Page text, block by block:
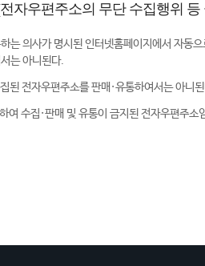
자우편주소의 무단 수집행위 등
는 의사가 명시된 인터넷홈페이지에서 자동
는 아니된다.
된 전자우편주소를 판매·유통하여서는 아니
여 수집·판매 및 유통이 금지된 전자우편주